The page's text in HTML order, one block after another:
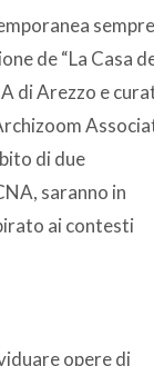
sempre
de “La Casa
di Arezzo e
di due
saranno in
ai contesti
opere di